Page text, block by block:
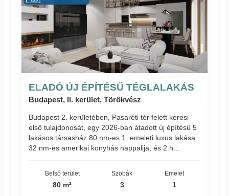
ELADÓ ÚJ ÉPÍTÉSŰ TÉGLALAKÁS
Budapest, II. kerület, Törökvész
Budapest 2. kerületében, Pasaréti tér felett keresi
első tulajdonosát, egy 2026-ban átadott új építésü 5
lakásos társasház 80 nm-es 1. emeleti luxus lakása.
32 nm-es amerikai konyhás nappalija, és 2 h...
Belső terület
80 m²
Szobák
3
Emelet
1